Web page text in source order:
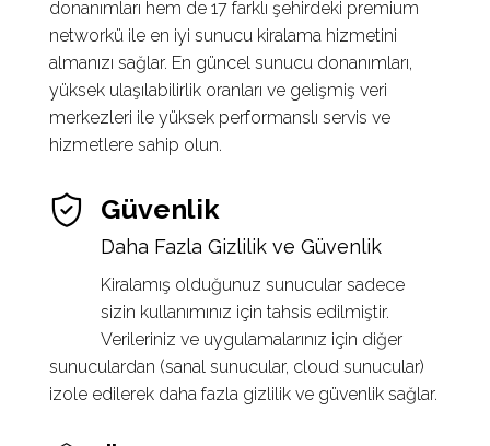
donanımları hem de 17 farklı şehirdeki premium
networkü ile en iyi sunucu kiralama hizmetini
almanızı sağlar. En güncel sunucu donanımları,
yüksek ulaşılabilirlik oranları ve gelişmiş veri
merkezleri ile yüksek performanslı servis ve
hizmetlere sahip olun.
Güvenlik
Daha Fazla Gizlilik ve Güvenlik
Kiralamış olduğunuz sunucular sadece
sizin kullanımınız için tahsis edilmiştir.
Verileriniz ve uygulamalarınız için diğer
sunuculardan (sanal sunucular, cloud sunucular)
izole edilerek daha fazla gizlilik ve güvenlik sağlar.